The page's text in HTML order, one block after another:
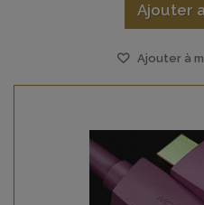
Ajouter
Ajouter à